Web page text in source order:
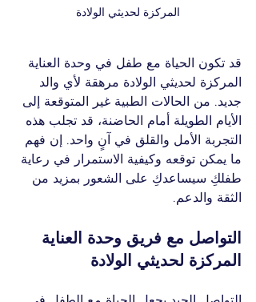
المركزة لحديثي الولادة
قد تكون الحياة مع طفل في وحدة العناية
المركزة لحديثي الولادة مرهقة لأي والد
جديد. من الحالات الطبية غير المتوقعة إلى
الأيام الطويلة أمام الحاضنة، قد تجلب هذه
التجربة الأمل والقلق في آنٍ واحد. إن فهم
ما يمكن توقعه وكيفية الاستمرار في رعاية
طفلكِ سيساعدكِ على الشعور بمزيد من
الثقة والدعم.
التواصل مع فريق وحدة العناية
المركزة لحديثي الولادة